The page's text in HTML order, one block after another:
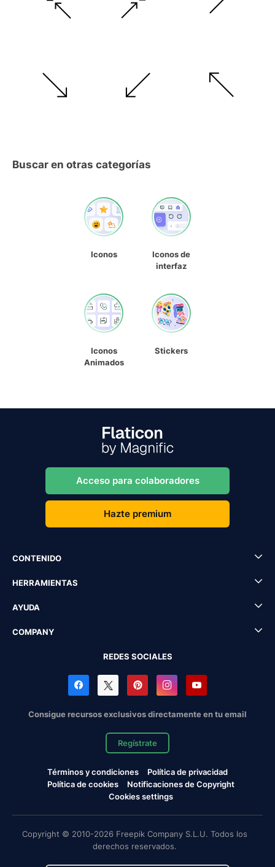
Buscar en otras categorías
Iconos
Iconos de
interfaz
Iconos
Animados
Stickers
Acceso para colaboradores
Hazte premium
CONTENIDO
HERRAMIENTAS
AYUDA
COMPANY
REDES SOCIALES
Consigue recursos exclusivos directamente en tu email
Regístrate
Términos y condiciones
Política de privacidad
Política de cookies
Notificaciones de Copyright
Cookies settings
Copyright © 2010-2026 Freepik Company S.L.U. Todos los
derechos reservados.